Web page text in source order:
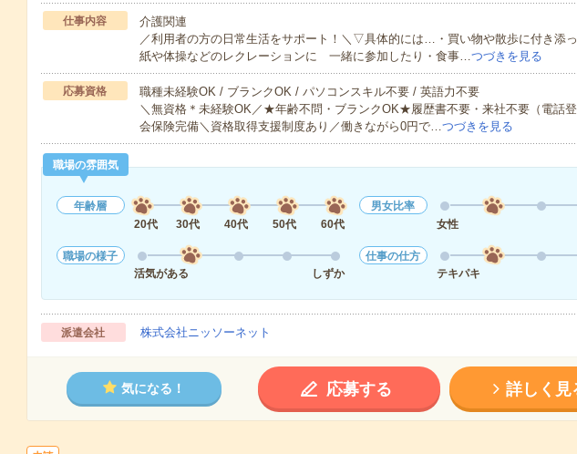
仕事内容
介護関連
／利用者の方の日常生活をサポート！＼▽具体的には…・買い物や散歩に付き添
紙や体操などのレクレーションに 一緒に参加したり・食事…つづきを見る
応募資格
職種未経験OK / ブランクOK / パソコンスキル不要 / 英語力不要
＼無資格＊未経験OK／★年齢不問・ブランクOK★履歴書不要・来社不要（電話
会保険完備＼資格取得支援制度あり／働きながら0円で…つづきを見る
職場の雰囲気
年齢層
20代
30代 40代 50代 60代
男女比率
女性
職場の様子
活気がある
しずか
仕事の仕方
テキパキ
派遣会社 株式会社ニッソーネット
気になる！ 応募する 詳しく見